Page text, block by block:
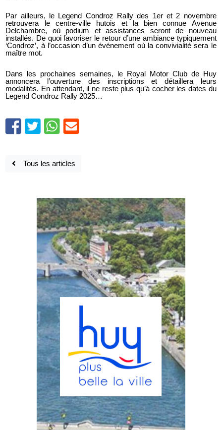
Par ailleurs, le Legend Condroz Rally des 1er et 2 novembre
retrouvera le centre-ville hutois et la bien connue Avenue
Delchambre, où podium et assistances seront de nouveau
installés. De quoi favoriser le retour d’une ambiance typiquement
‘Condroz’, à l’occasion d’un événement où la convivialité sera le
maître mot.
Dans les prochaines semaines, le Royal Motor Club de Huy
annoncera l’ouverture des inscriptions et détaillera leurs
modalités. En attendant, il ne reste plus qu’à cocher les dates du
Legend Condroz Rally 2025…
Tous les articles